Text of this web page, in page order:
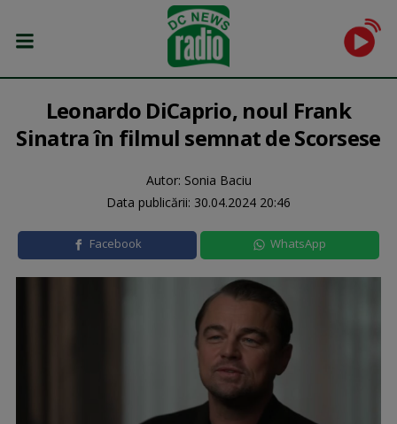
Leonardo DiCaprio, noul Frank
Sinatra în filmul semnat de Scorsese
Autor: Sonia Baciu
Data publicării: 30.04.2024 20:46
Facebook WhatsApp